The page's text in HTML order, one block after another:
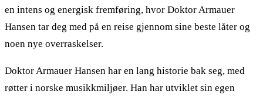
en intens og energisk fremføring, hvor Doktor Armauer
Hansen tar deg med på en reise gjennom sine beste låter og
noen nye overraskelser.
Doktor Armauer Hansen har en lang historie bak seg, med
røtter i norske musikkmiljøer. Han har utviklet sin egen